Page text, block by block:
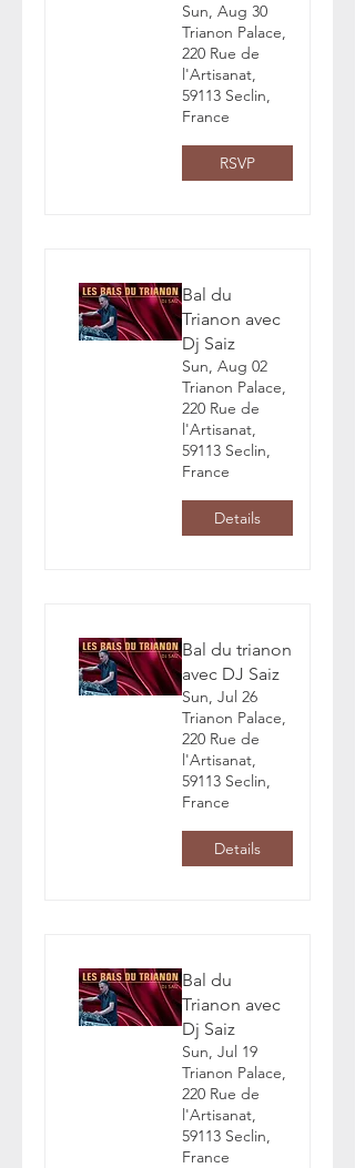
Sun, Aug 30
Trianon Palace,
220 Rue de
l'Artisanat,
59113 Seclin,
France
RSVP
Bal du
Trianon avec
Dj Saiz
Sun, Aug 02
Trianon Palace,
220 Rue de
l'Artisanat,
59113 Seclin,
France
Details
Bal du trianon
avec DJ Saiz
Sun, Jul 26
Trianon Palace,
220 Rue de
l'Artisanat,
59113 Seclin,
France
Details
Bal du
Trianon avec
Dj Saiz
Sun, Jul 19
Trianon Palace,
220 Rue de
l'Artisanat,
59113 Seclin,
France